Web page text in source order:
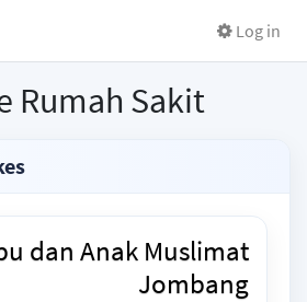
Log in
Rumah Sakit
dan Anak Muslimat
Jombang